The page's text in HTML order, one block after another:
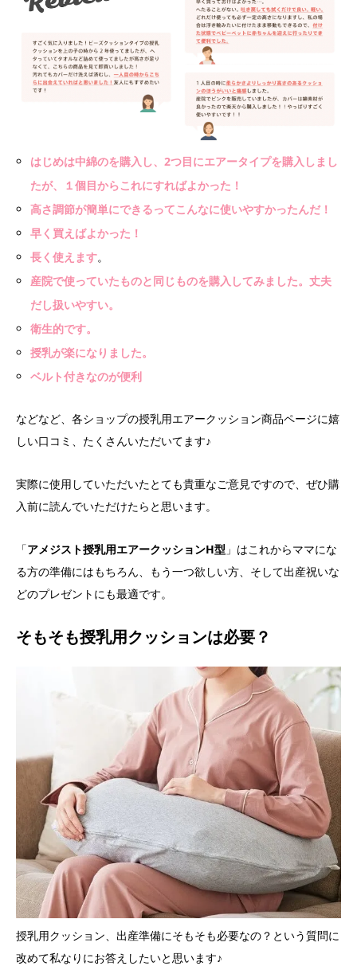
はじめは中綿のを購入し、2つ目にエアータイプを購入しまし
たが、１個目からこれにすればよかった！
高さ調節が簡単にできるってこんなに使いやすかったんだ！
早く買えばよかった！
長く使えます。
産院で使っていたものと同じものを購入してみました。丈夫
だし扱いやすい。
衛生的です。
授乳が楽になりました。
ベルト付きなのが便利
などなど、各ショップの授乳用エアークッション商品ページに嬉
しい口コミ、たくさんいただいてます♪
実際に使用していただいたとても貴重なご意見ですので、ぜひ購
入前に読んでいただけたらと思います。
「アメジスト授乳用エアークッションH型 」はこれからママにな
る方の準備にはもちろん、もう一つ欲しい方、そして出産祝いな
どのプレゼントにも最適です。
そもそも授乳用クッションは必要？
授乳用クッション、出産準備にそもそも必要なの？という質問に
改めて私なりにお答えしたいと思います♪